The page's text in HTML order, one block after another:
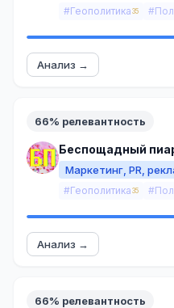
#Геополитика 35
Анализ →
66% релевантность
Беспощадный
Маркетинг, PR,
#Геополитика 35
Анализ →
66% релевантность